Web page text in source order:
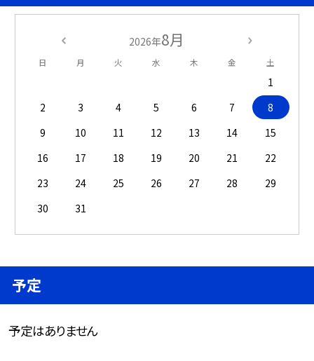
2026年8月
日 月 火 水 木 金 土
1
2
3 4 5 6 7
8
9
10 11 12 13 14
15
16
17 18 19 20 21
22
23
24 25 26 27 28
29
30
31
予定
予定はありません